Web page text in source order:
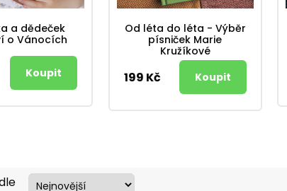
a dědeček
o Vánocích
Od léta do léta - Výběr
písniček Marie
Kružíkové
199 Kč